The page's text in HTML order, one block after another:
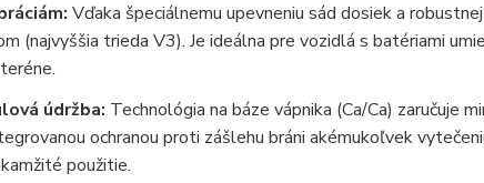
Vďaka špeciálnemu upevneniu sád dosiek a
(najvyššia trieda V3). Je ideálna pre vozidlá s batériami
údržba: Technológia na báze vápnika (Ca/Ca) zaručuje
ochranou proti zášlehu bráni akémukoľvek
použitie.